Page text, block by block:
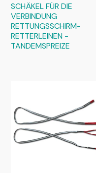
SCHÄKEL FÜR DIE
VERBINDUNG
RETTUNGSSCHIRM-
RETTERLEINEN -
TANDEMSPREIZE